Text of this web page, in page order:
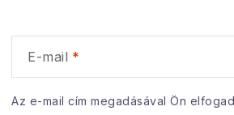
E-mail
Az e-mail cím megadásával Ön